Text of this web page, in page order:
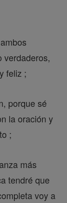
verdaderos,
feliz ;
porque sé
la oración y
;
más
tendré que
voy a